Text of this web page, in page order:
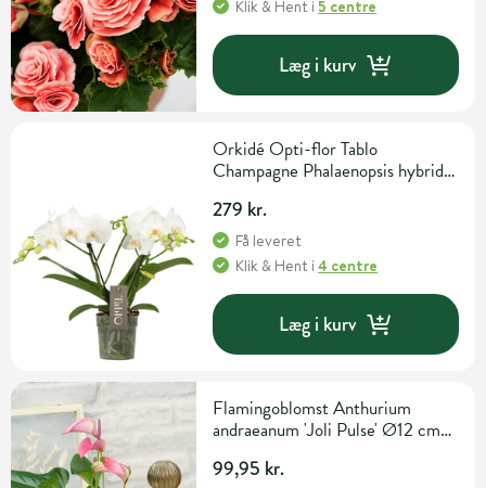
Klik & Hent i5 centre
Læg i kurv
Orkidé Opti-flor Tablo
Champagne Phalaenopsis hybrid 2
279 kr.
Få leveret
Klik & Hent i4 centre
Læg i kurv
Flamingoblomst Anthurium
andraeanum 'Joli Pulse' Ø12 cm
99,95 kr.